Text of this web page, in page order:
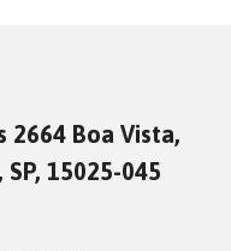
2664 Boa Vista,
15025-045